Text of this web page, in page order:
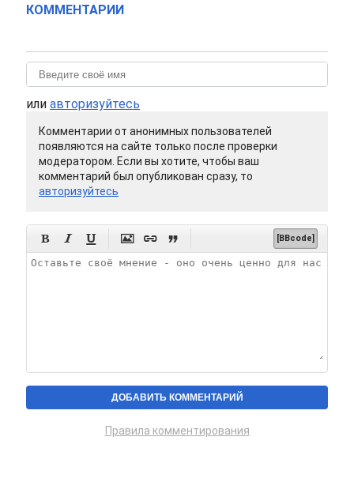
КОММЕНТАРИИ
или авторизуйтесь
Комментарии от анонимных пользователей
появляются на сайте только после проверки
модератором. Если вы хотите, чтобы ваш
комментарий был опубликован сразу, то
авторизуйтесь
      [BBcode]
Правила комментирования